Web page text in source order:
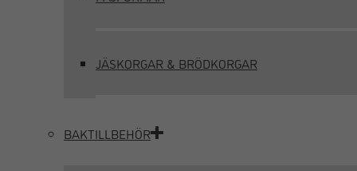
JÄSKORGAR & BRÖDKORGAR
BAKTILLBEHÖR